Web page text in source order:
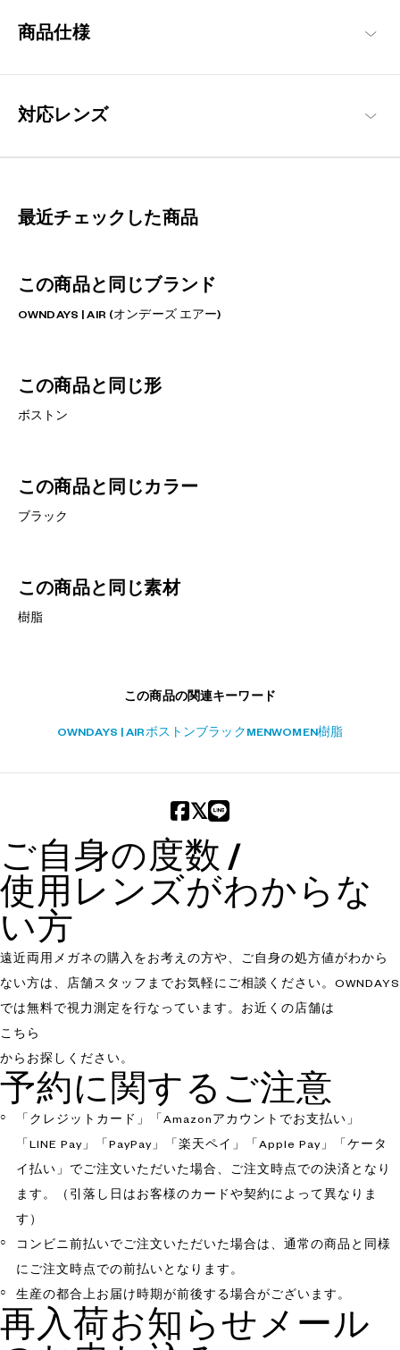
優れた素材を使用。ズレにくく快適なフィット感で長時間の使用
商品仕様
対応レンズ
最近チェックした商品
この商品と同じブランド
OWNDAYS | AIR (オンデーズ エアー)
この商品と同じ形
ボストン
この商品と同じカラー
ブラック
この商品と同じ素材
樹脂
この商品の関連キーワード
OWNDAYS | AIR ボストンブラック MENWOMEN樹脂
ご自身の度数 /
使用レンズがわからな
い方
遠近両用メガネの購入をお考えの方や、ご自身の処方値がわから
ない方は、店舗スタッフまでお気軽にご相談ください。OWNDAYS
では無料で視力測定を行なっています。お近くの店舗は
こちら
からお探しください。
予約に関するご注意
「クレジットカード」「Amazonアカウントでお支払い」
「LINE Pay」「PayPay」「楽天ペイ」「Apple Pay」「ケータ
イ払い」でご注文いただいた場合、ご注文時点での決済となり
ます。（引落し日はお客様のカードや契約によって異なりま
す）
コンビニ前払いでご注文いただいた場合は、通常の商品と同様
にご注文時点での前払いとなります。
生産の都合上お届け時期が前後する場合がございます。
再入荷お知らせメール